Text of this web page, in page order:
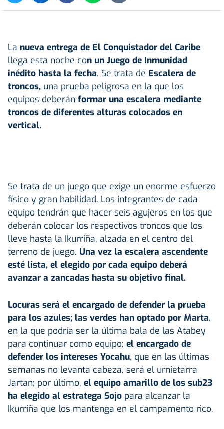
La nueva entrega de El Conquistador del Caribe
llega esta noche con un Juego de Inmunidad
inédito hasta la fecha. Se trata de Escalera de
troncos, una prueba peligrosa en la que los
equipos deberán formar una escalera mediante
troncos de diferentes alturas colocados en
vertical.
Se trata de un juego que exige un enorme esfuerzo
físico y gran habilidad. Los integrantes de cada
equipo tendrán que hacer seis agujeros en los que
deberán colocar los respectivos troncos que los
lleve hasta la Ikurriña, alzada en el centro del
terreno de juego. Una vez la escalera ascendente
esté lista, el elegido por cada equipo deberá
avanzar a zancadas hasta su objetivo final.
Locuras será el encargado de defender la prueba
para los azules; las verdes han optado por Marta,
en la que podría ser la última bala de las Atabey
para continuar como equipo; el encargado de
defender los intereses Yocahu, que en las últimas
semanas no levanta cabeza, será el urnietarra
Jartan; por último, el equipo amarillo de los sub23
ha elegido al estratega Sojo para alcanzar la
Ikurriña que los mantenga en el campamento rico.